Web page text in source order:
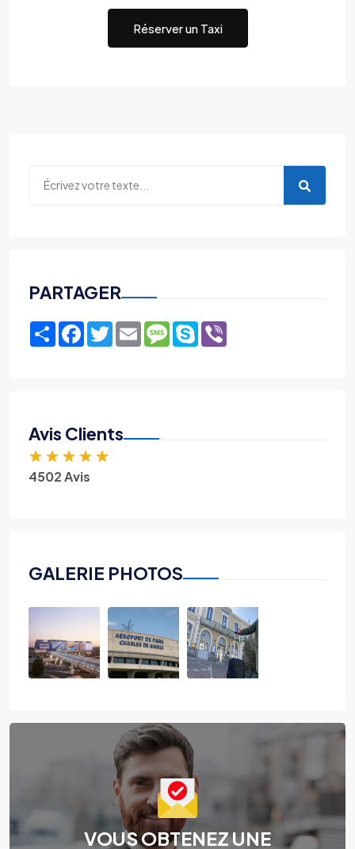
Réserver un Taxi
PARTAGER
ShareFacebook
TwitterEmailMessage
Skype
Avis Clients
★ ★ ★ ★ ★
4502 Avis
GALERIE PHOTOS
VOUS OBTENEZ UNE